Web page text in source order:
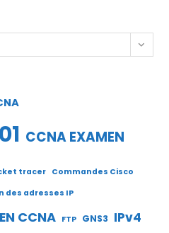
CCNA EXAMEN
tracer
Commandes Cisco
des adresses IP
CCNA FTP GNS3 IPv4